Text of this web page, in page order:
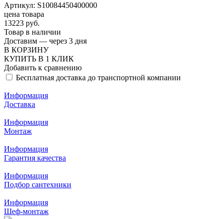
Артикул: S10084450400000
цена товара
13223 руб.
Товар в наличии
Доставим — через 3 дня
В КОРЗИНУ
КУПИТЬ В 1 КЛИК
Добавить к сравнению
Бесплатная доставка до транспортной компании
Информация
Доставка
Информация
Монтаж
Информация
Гарантия качества
Информация
Подбор сантехники
Информация
Шеф-монтаж